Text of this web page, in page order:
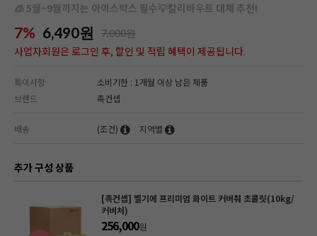
🧊 5월~9월까지는 아이스박스 필수💡칼리바우트 대체 추천!
7% 6,490원 7,000원
사업자회원은 로그인 후, 할인 및 적립 혜택이 제공됩니다.
특이사항
소비기한 : 1개월 이상 남은 제품
브랜드
촉컨셉
배송 (조건) 지역별
추가 구성 상품
[촉컨셉] 벨기에 프리미엄 화이트 커버춰 초콜릿(10kg/
커버처)
256,000원